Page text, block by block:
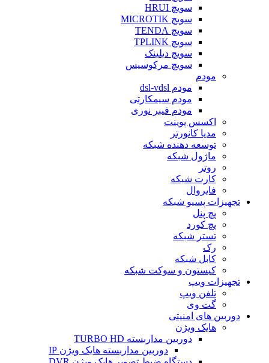
سویچ HRUI
سویچ MICROTIK
سویچ TENDA
سویچ TPLINK
سویچ دیلینک
سویچ مرکوسیس
مودم
مودم dsl-vdsl
مودم سیمکارتی
مودم فیبر نوری
اکسس پوینت
مدیا کانورتر
توسعه دهنده شبکه
ماژول شبکه
روتر
کارت شبکه
فایروال
تجهیزات پسیو شبکه
پچ پنل
پچ کورد
تستر شبکه
رک
کابل شبکه
کیستون و سوکت شبکه
تجهیزات ویپ
تلفن ویپ
گت وی
دوربین های امنیتی
هایک ویژن
دوربین مداربسته TURBO HD
دوربین مداربسته هایک ویژن IP